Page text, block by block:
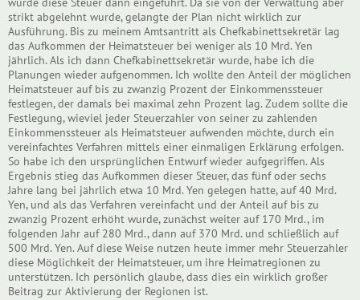
strikt abgelehnt wurde, gelangte der Plan nicht wirklich zur
Ausführung. Bis zu meinem Amtsantritt als Chefkabinettsekretär lag
das Aufkommen der Heimatsteuer bei weniger als 10 Mrd. Yen
jährlich. Als ich dann Chefkabinettsekretär wurde, habe ich die
Planungen wieder aufgenommen. Ich wollte den Anteil der möglichen
Heimatsteuer auf bis zu zwanzig Prozent der Einkommenssteuer
festlegen, der damals bei maximal zehn Prozent lag. Zudem sollte die
Festlegung, wieviel jeder Steuerzahler von seiner zu zahlenden
Einkommenssteuer als Heimatsteuer aufwenden möchte, durch ein
vereinfachtes Verfahren mittels einer einmaligen Erklärung erfolgen.
So habe ich den ursprünglichen Entwurf wieder aufgegriffen. Als
Ergebnis stieg das Aufkommen dieser Steuer, das fünf oder sechs
Jahre lang bei jährlich etwa 10 Mrd. Yen gelegen hatte, auf 40 Mrd.
Yen, und als das Verfahren vereinfacht und der Anteil auf bis zu
zwanzig Prozent erhöht wurde, zunächst weiter auf 170 Mrd., im
folgenden Jahr auf 280 Mrd., dann auf 370 Mrd. und schließlich auf
500 Mrd. Yen. Auf diese Weise nutzen heute immer mehr Steuerzahler
diese Möglichkeit der Heimatsteuer, um ihre Heimatregionen zu
unterstützen. Ich persönlich glaube, dass dies ein wirklich großer
Beitrag zur Aktivierung der Regionen ist.